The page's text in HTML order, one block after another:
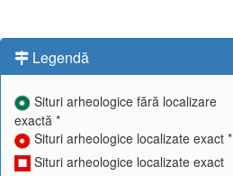
Legendă
Situri arheologice fără localizare
exactă *
Situri arheologice localizate exact *
Situri arheologice localizate exact